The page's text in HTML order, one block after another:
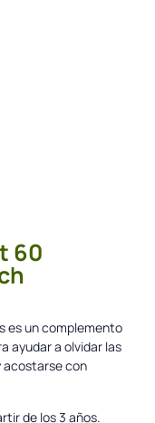
60
es un complemento
ayudar a olvidar las
acostarse con
de los 3 años.